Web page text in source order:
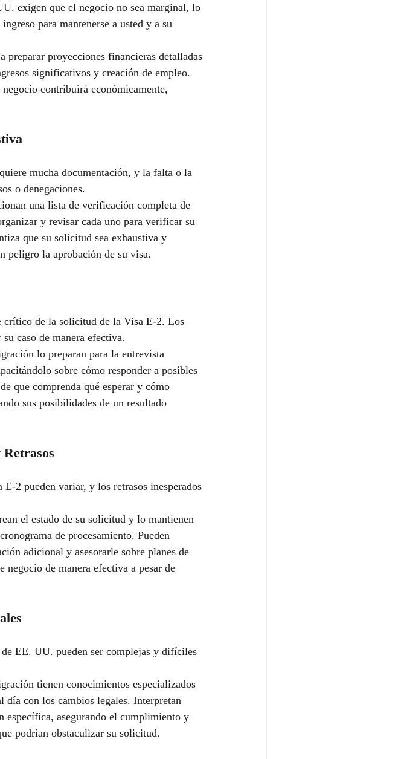
exigen que el negocio no sea marginal, lo
para mantenerse a usted y a su
preparar proyecciones financieras detalladas
significativos y creación de empleo.
contribuirá económicamente,
mucha documentación, y la falta o la
o denegaciones.
una lista de verificación completa de
y revisar cada uno para verificar su
que su solicitud sea exhaustiva y
peligro la aprobación de su visa.
crítico de la solicitud de la Visa E-2. Los
caso de manera efectiva.
lo preparan para la entrevista
sobre cómo responder a posibles
que comprenda qué esperar y cómo
sus posibilidades de un resultado
2 pueden variar, y los retrasos inesperados
el estado de su solicitud y lo mantienen
de procesamiento. Pueden
adicional y asesorarle sobre planes de
negocio de manera efectiva a pesar de
EE. UU. pueden ser complejas y difíciles
tienen conocimientos especializados
día con los cambios legales. Interpretan
específica, asegurando el cumplimiento y
podrían obstaculizar su solicitud.